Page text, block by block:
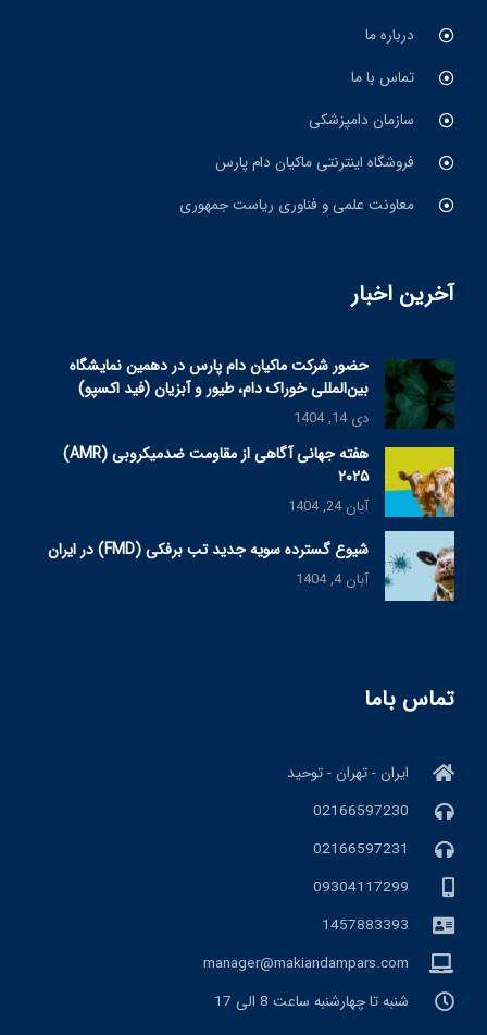
درباره ما
تماس با ما
سازمان دامپزشکی
فروشگاه اینترنتی ماکیان دام پارس
معاونت علمی و فناوری ریاست جمهوری
آخرین اخبار
حضور شرکت ماکیان دام پارس در دهمین نمایشگاه
بین‌المللی خوراک دام، طیور و آبزیان (فید اکسپو)
دی 14, 1404
هفته جهانی آگاهی از مقاومت ضدمیکروبی (AMR)
۲۰۲۵
آبان 24, 1404
شیوع گسترده سویه جدید تب برفکی (FMD) در ایران
آبان 4, 1404
تماس باما
ایران - تهران - توحید
02166597230
02166597231
09304117299
1457883393
manager@makiandampars.com
شنبه تا چهارشنبه ساعت 8 الی 17